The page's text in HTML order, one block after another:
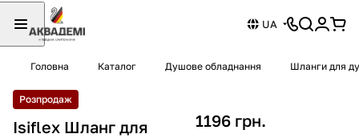
UA
Головна Каталог Душове обладнання Шланги для
Розпродаж
Isiflex Шланг для
1196 грн.